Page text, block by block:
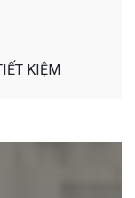
KIỆM